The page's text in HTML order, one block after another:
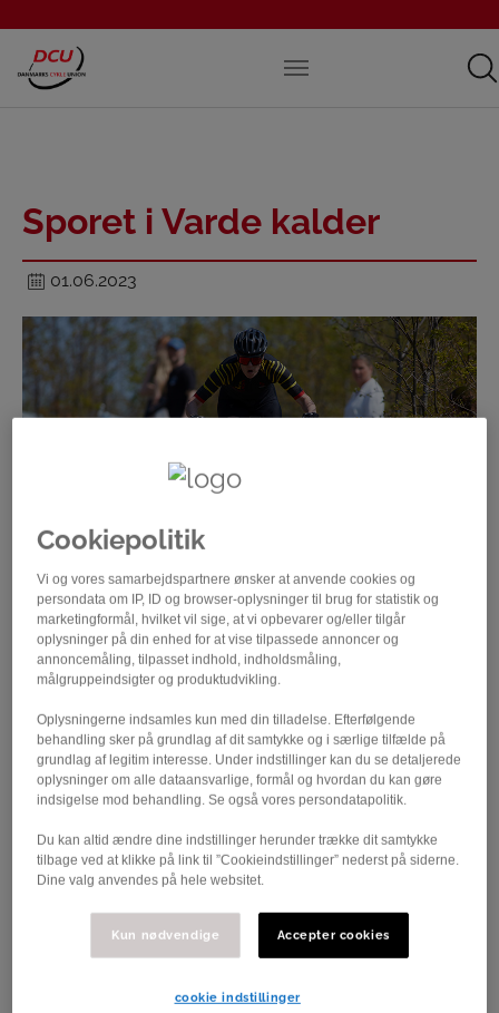
Sporet i Varde kalder
01.06.2023
Foto: Kenneth Havgaard
trimme sporet, inden Shimano MTB Liga
#3 køres i Sdr. Plantage Grusgrav søndag
den 11. juni.
Efter to spændende afdelinger af Shimano MTB Liga
rykker ligaen videre til Varde, som efterhånden er
blevet en klassiker på løbsprogrammet. Ruten er dog
lidt anderledes i år, da den bl.a. har fået en ny
nedkørsel, en ny sektion, som kaldes "junglen", og et
og U13 er 3 km. Det særlige ved sporet i Varde er, at
Cookiepolitik
Vi og vores samarbejdspartnere ønsker at anvende cookies og
persondata om IP, ID og browser-oplysninger til brug for statistik og
marketingformål, hvilket vil sige, at vi opbevarer og/eller tilgår
oplysninger på din enhed for at vise tilpassede annoncer og
annoncemåling, tilpasset indhold, indholdsmåling,
målgruppeindsigter og produktudvikling.
Oplysningerne indsamles kun med din tilladelse. Efterfølgende
behandling sker på grundlag af dit samtykke og i særlige tilfælde på
grundlag af legitim interesse. Under indstillinger kan du se detaljerede
oplysninger om alle dataansvarlige, formål og hvordan du kan gøre
indsigelse mod behandling. Se også vores persondatapolitik.
Du kan altid ændre dine indstillinger herunder trække dit samtykke
tilbage ved at klikke på link til ”Cookieindstillinger” nederst på siderne.
Dine valg anvendes på hele websitet.
Kun nødvendige Accepter cookies
cookie indstillinger